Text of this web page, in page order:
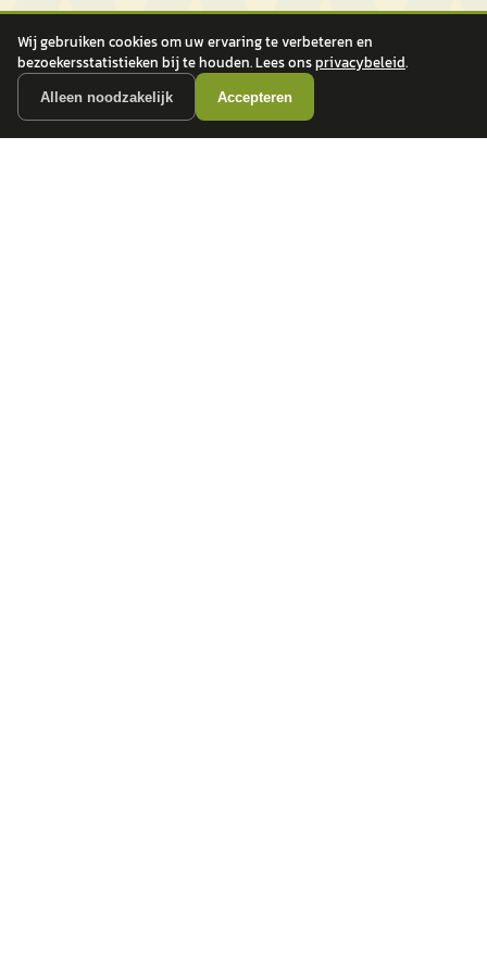
Wij gebruiken cookies om uw ervaring te verbeteren en
bezoekersstatistieken bij te houden. Lees onsprivacybeleid.
Alleen noodzakelijk Accepteren